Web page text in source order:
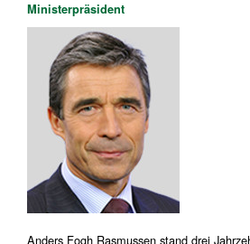
Ministerpräsident
Anders Fogh Rasmussen stand drei